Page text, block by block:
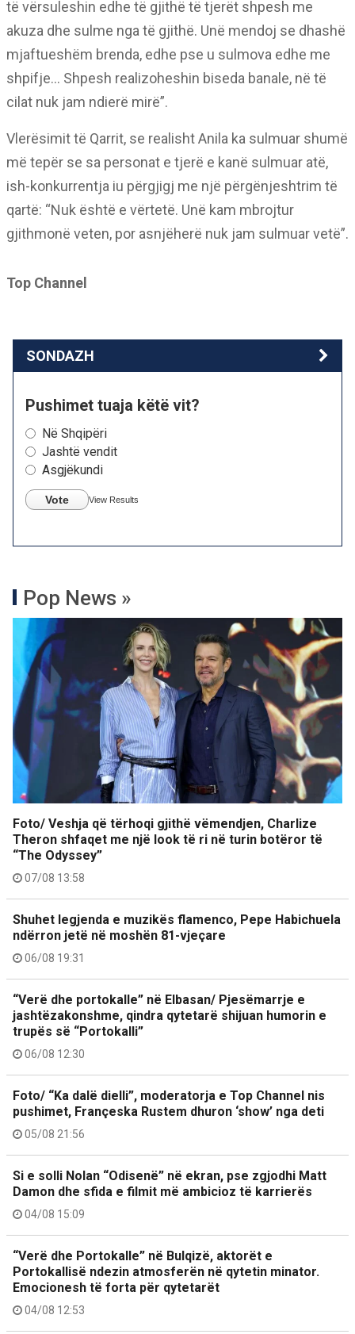
të vërsuleshin edhe të gjithë të tjerët shpesh me
akuza dhe sulme nga të gjithë. Unë mendoj se dhashë
mjaftueshëm brenda, edhe pse u sulmova edhe me
shpifje… Shpesh realizoheshin biseda banale, në të
cilat nuk jam ndierë mirë”.
Vlerësimit të Qarrit, se realisht Anila ka sulmuar shumë
më tepër se sa personat e tjerë e kanë sulmuar atë,
ish-konkurrentja iu përgjigj me një përgënjeshtrim të
qartë: “Nuk është e vërtetë. Unë kam mbrojtur
gjithmonë veten, por asnjëherë nuk jam sulmuar vetë”.
Top Channel
SONDAZH
Pushimet tuaja këtë vit?
Në Shqipëri
Jashtë vendit
Asgjëkundi
Vote View Results
Pop News »
Foto/ Veshja që tërhoqi gjithë vëmendjen, Charlize
Theron shfaqet me një look të ri në turin botëror të
“The Odyssey”
07/08 13:58
Shuhet legjenda e muzikës flamenco, Pepe Habichuela
ndërron jetë në moshën 81-vjeçare
06/08 19:31
“Verë dhe portokalle” në Elbasan/ Pjesëmarrje e
jashtëzakonshme, qindra qytetarë shijuan humorin e
trupës së “Portokalli”
06/08 12:30
Foto/ “Ka dalë dielli”, moderatorja e Top Channel nis
pushimet, Françeska Rustem dhuron ‘show’ nga deti
05/08 21:56
Si e solli Nolan “Odisenë” në ekran, pse zgjodhi Matt
Damon dhe sfida e filmit më ambicioz të karrierës
04/08 15:09
“Verë dhe Portokalle” në Bulqizë, aktorët e
Portokallisë ndezin atmosferën në qytetin minator.
Emocionesh të forta për qytetarët
04/08 12:53